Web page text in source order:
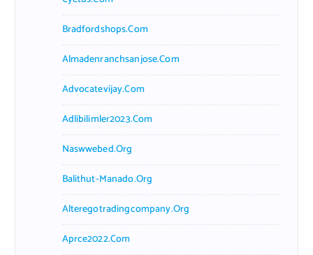
Bradfordshops.com
Almadenranchsanjose.com
Advocatevijay.com
Adlibilimler2023.com
Naswwebed.org
Balithut-Manado.org
Alteregotradingcompany.org
Aprce2022.com